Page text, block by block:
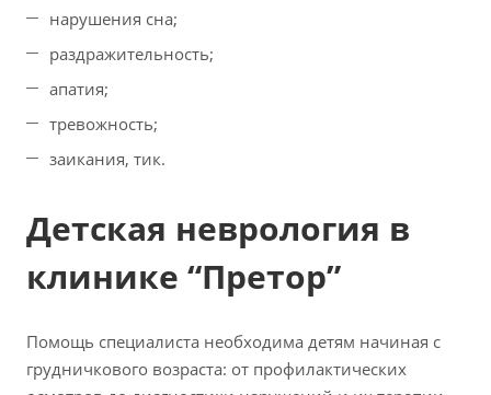
нарушения сна;
раздражительность;
апатия;
тревожность;
заикания, тик.
Детская неврология в
клинике “Претор”
Помощь специалиста необходима детям начиная с
грудничкового возраста: от профилактических